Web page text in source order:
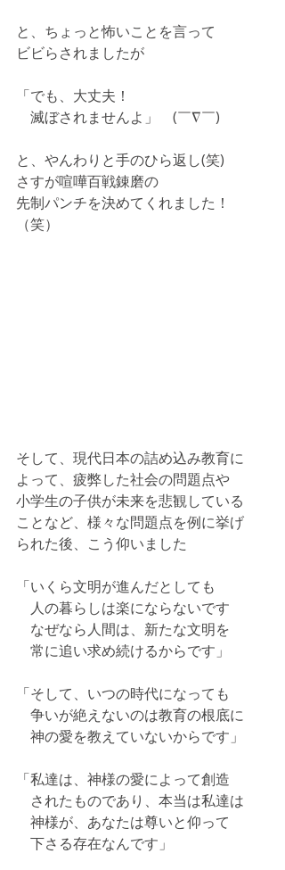
と、ちょっと怖いことを言って
ビビらされましたが
「でも、大丈夫！
滅ぼされませんよ」　(￣∇￣)
と、やんわりと手のひら返し(笑)
さすが喧嘩百戦錬磨の
先制パンチを決めてくれました！
（笑）
そして、現代日本の詰め込み教育に
よって、疲弊した社会の問題点や
小学生の子供が未来を悲観している
ことなど、様々な問題点を例に挙げ
られた後、こう仰いました
「いくら文明が進んだとしても
人の暮らしは楽にならないです
なぜなら人間は、新たな文明を
常に追い求め続けるからです」
「そして、いつの時代になっても
争いが絶えないのは教育の根底に
神の愛を教えていないからです」
「私達は、神様の愛によって創造
されたものであり、本当は私達は
神様が、あなたは尊いと仰って
下さる存在なんです」